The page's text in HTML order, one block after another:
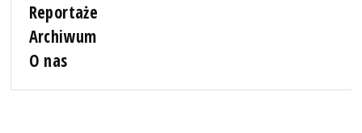
Reportaże
Archiwum
O nas